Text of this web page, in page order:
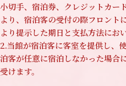
小切手、宿泊券、クレジットカー
より、宿泊客の受付の際フロント
より提示した期日と支払方法にお
2.当館が宿泊客に客室を提供し、
泊客が任意に宿泊しなかった場合
受けます。